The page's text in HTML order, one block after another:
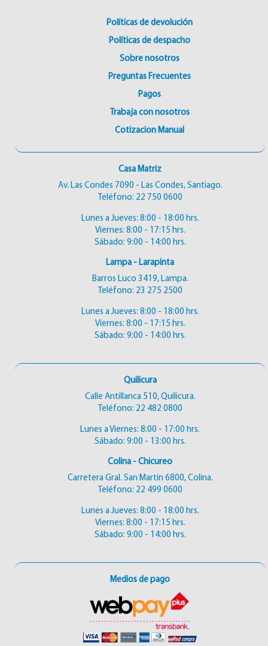
Políticas de devolución
Políticas de despacho
Sobre nosotros
Preguntas Frecuentes
Pagos
Trabaja con nosotros
Cotizacion Manual
Casa Matriz
Av. Las Condes 7090 - Las Condes, Santiago.
Teléfono: 22 750 0600
Lunes a Jueves: 8:00 - 18:00 hrs.
Viernes: 8:00 - 17:15 hrs.
Sábado: 9:00 - 14:00 hrs.
Lampa - Larapinta
Barros Luco 3419, Lampa.
Teléfono: 23 275 2500
Lunes a Jueves: 8:00 - 18:00 hrs.
Viernes: 8:00 - 17:15 hrs.
Sábado: 9:00 - 14:00 hrs.
Quilicura
Calle Antillanca 510, Quilicura.
Teléfono: 22 482 0800
Lunes a Viernes: 8:00 - 17:00 hrs.
Sábado: 9:00 - 13:00 hrs.
Colina - Chicureo
Carretera Gral. San Martín 6800, Colina.
Teléfono: 22 499 0600
Lunes a Jueves: 8:00 - 18:00 hrs.
Viernes: 8:00 - 17:15 hrs.
Sábado: 9:00 - 14:00 hrs.
Medios de pago